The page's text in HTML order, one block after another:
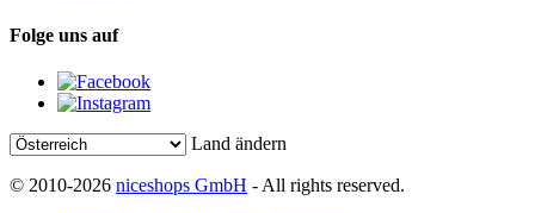
Folge uns auf
Land ändern
© 2010-2026 niceshops GmbH - All rights reserved.